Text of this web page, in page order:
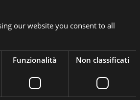
Esaurito
our website you consent to all
Funzionalità Non classificati